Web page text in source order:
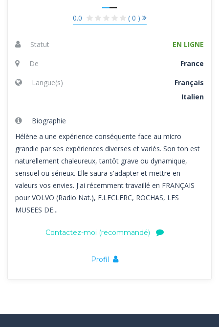
0.0 ( 0 )
Statut EN LIGNE
De France
Langue(s)
Français
Italien
Biographie
Hélène a une expérience conséquente face au micro
grandie par ses expériences diverses et variés. Son ton est
naturellement chaleureux, tantôt grave ou dynamique,
sensuel ou sérieux. Elle saura s'adapter et mettre en
valeurs vos envies. J'ai récemment travaillé en FRANÇAIS
pour VOLVO (Radio Nat.), E.LECLERC, ROCHAS, LES
MUSEES DE...
Contactez-moi (recommandé)
Profil